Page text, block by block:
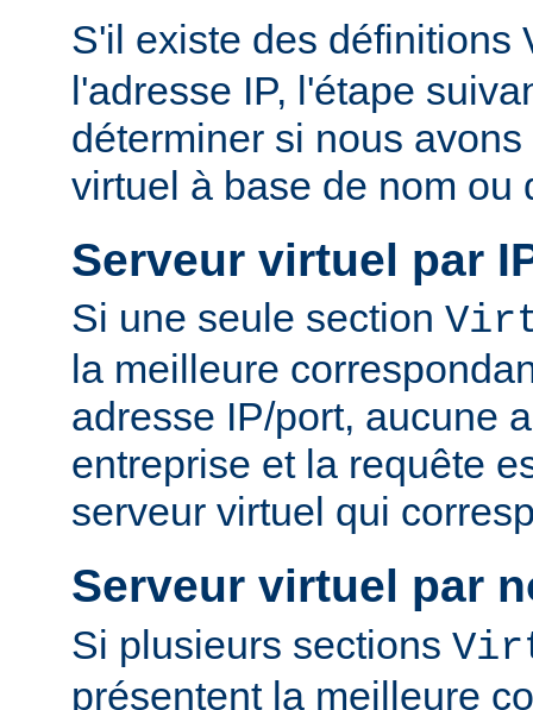
S'il existe des définitions
l'adresse IP, l'étape
déterminer si nous
virtuel à base de nom ou
Serveur virtuel par
Si une seule section
la meilleure
adresse IP/port, aucune
entreprise et la requête
serveur virtuel qui
Serveur virtuel par
Si plusieurs sections
présentent la meilleure